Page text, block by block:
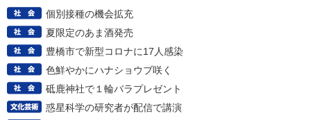
個別接種の機会拡充
夏限定のあま酒発売
豊橋市で新型コロナに17人感染
色鮮やかにハナショウブ咲く
砥鹿神社で１輪バラプレゼント
惑星科学の研究者が配信で講演